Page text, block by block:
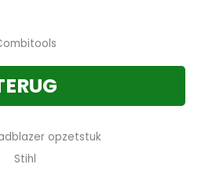
opzetstuk
Stihl